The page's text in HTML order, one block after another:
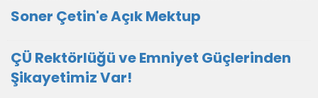
Soner Çetin'e Açık Mektup
ÇÜ Rektörlüğü ve Emniyet Güçlerinden
Şikayetimiz Var!